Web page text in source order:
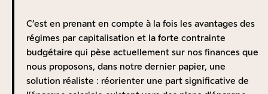
Actifs (en % du
PIB)
Taux de rendement réel
annualisé18
Danemark192 %
3,3 %
Islande
186 %
3 ,3 %
Canada
153 %
4,1 %
période durant laquelle les actifs doivent cotiser à la
fois pour accumuler un capital pour leur pension
future et continuer à verser des cotisations pour
financer les retraites par répartition des retraités
actuels.
Certes, à long terme, le décès des retraités actuels et
C’est en prenant en compte à la fois les avantages des
régimes par capitalisation et la forte contrainte
budgétaire qui pèse actuellement sur nos finances que
nous proposons, dans notre dernier papier, une
solution réaliste : réorienter une part significative de